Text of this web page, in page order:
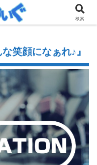
笑顔になぁれ♪』
検索